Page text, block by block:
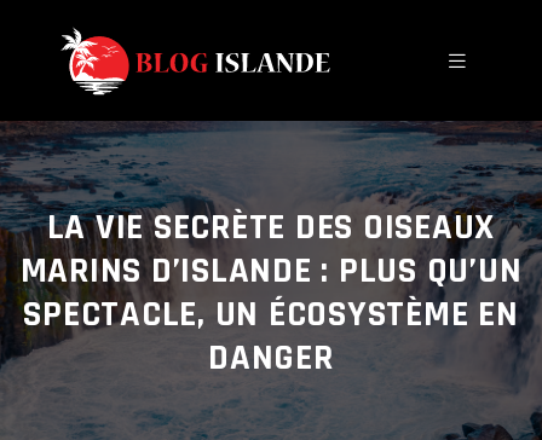
LA VIE SECRÈTE DES OISEAUX
MARINS D’ISLANDE : PLUS QU’UN
SPECTACLE, UN ÉCOSYSTÈME EN
DANGER